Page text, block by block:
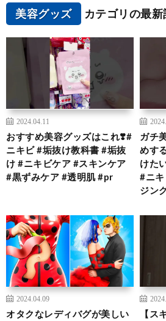
美容グッズ カテゴリの最新
2024.04.11
おすすめ美容グッズはこれ❣️#
ニキビ #垢抜け教科書 #垢抜
け #ニキビケア #スキンケア
#黒ずみケア #透明肌 #pr
ガチ
めす
けた
#ニ
ジン
2024.04.09
オタクなレディバグが美しい
【ス